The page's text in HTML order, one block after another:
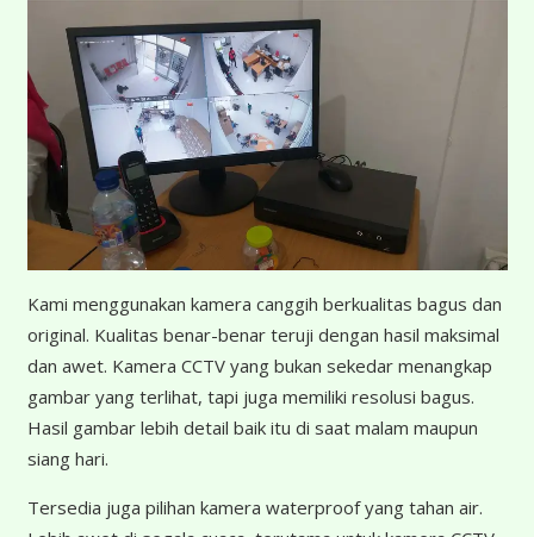
Kami menggunakan kamera canggih berkualitas bagus dan
original. Kualitas benar-benar teruji dengan hasil maksimal
dan awet. Kamera CCTV yang bukan sekedar menangkap
gambar yang terlihat, tapi juga memiliki resolusi bagus.
Hasil gambar lebih detail baik itu di saat malam maupun
siang hari.
Tersedia juga pilihan kamera waterproof yang tahan air.